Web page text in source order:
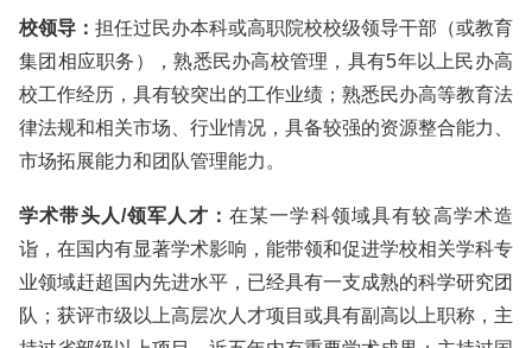
校领导： 担任过民办本科或高职院校校级领导干部（或教育
集团相应职务），熟悉民办高校管理，具有5年以上民办高
校工作经历，具有较突出的工作业绩；熟悉民办高等教育法
律法规和相关市场、行业情况，具备较强的资源整合能力、
市场拓展能力和团队管理能力。
学术带头人/领军人才： 在某一学科领域具有较高学术造
诣，在国内有显著学术影响，能带领和促进学校相关学科专
业领域赶超国内先进水平，已经具有一支成熟的科学研究团
队；获评市级以上高层次人才项目或具有副高以上职称，主